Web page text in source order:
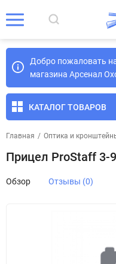
Добро пожаловать
магазина Арсенал
КАТАЛОГ ТОВАРОВ
Главная / Оптика и
Прицел ProStaff 3-
Обзор Отзывы (0)